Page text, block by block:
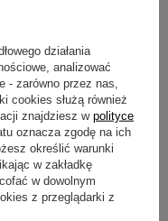
Dzięki temu każda
i przechodzi kontrolę jakości
działania
analizować
- zarówno przez nas,
cookies służą również
znajdziesz wpolityce
oznacza zgodę na ich
określić warunki
w zakładkę
w dowolnym
z przeglądarki z